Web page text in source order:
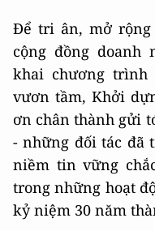
Để tri ân, mở rộng
cộng đồng doanh
khai chương trình
vươn tầm, Khởi
ơn chân thành gửi
- những đối tác đã
niềm tin vững
trong những hoạt
kỷ niệm 30 năm